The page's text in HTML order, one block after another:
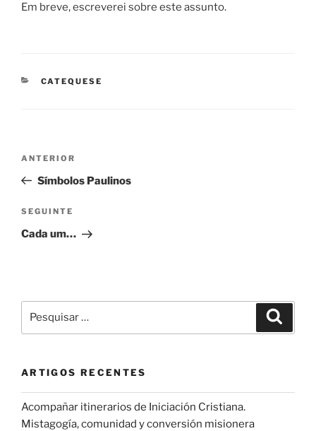
Em breve, escreverei sobre este assunto.
CATEGORIAS
CATEQUESE
artigos
Conteúdo
anterior
ANTERIOR
Símbolos Paulinos
Conteúdo
seguinte
SEGUINTE
Cada um…
por:
ARTIGOS RECENTES
Acompañar itinerarios de Iniciación Cristiana.
Mistagogía, comunidad y conversión misionera